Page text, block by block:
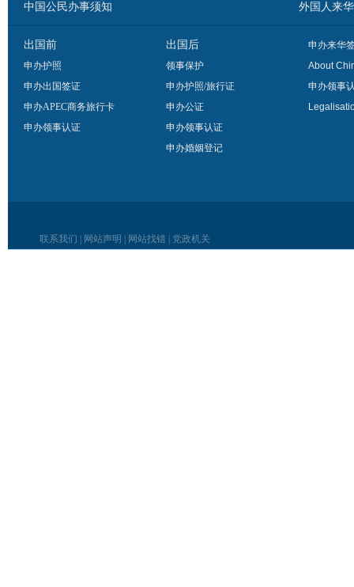
中国公民办事须知 外国人来
出国前
申办护照
申办出国签证
申办APEC商务旅行卡
申办领事认证
出国后
领事保护
申办护照/旅行证
申办公证
申办领事认证
申办婚姻登记
申办来华
About
申办领事
联系我们 网站声明 网站找错 党政机关